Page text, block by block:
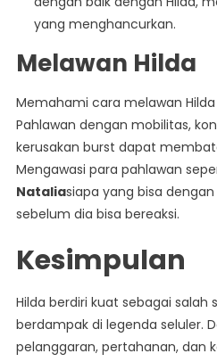
yang menghancurkan.
Melawan Hilda
Memahami cara melawan
Pahlawan dengan mobilitas,
kerusakan burst dapat
Mengawasi para pahlawan
Nataliasiapa yang bisa
sebelum dia bisa bereaksi.
Kesimpulan
Hilda berdiri kuat sebagai salah
berdampak di legenda seluler.
pelanggaran, pertahanan, dan